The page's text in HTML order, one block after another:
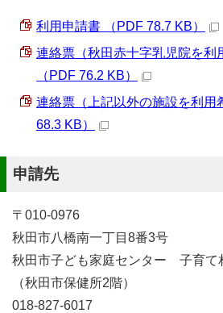
利用申請書 （PDF 78.7 KB）
連絡票（秋田赤十字乳児院を利
（PDF 76.2 KB）
連絡票（上記以外の施設を利用
68.3 KB）
申請先
〒010-0976
秋田市八橋南一丁目8番3号
秋田市子ども家庭センター 子育
（秋田市保健所2階）
018-827-6017